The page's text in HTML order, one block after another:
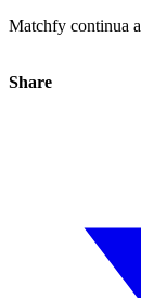
Matchfy continua a
Share